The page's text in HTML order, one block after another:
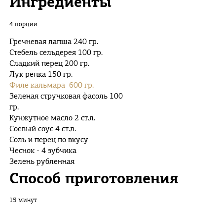
Ингредиенты
4 порции
Гречневая лапша 240 гр.
Стебель сельдерея 100 гр.
Сладкий перец 200 гр.
Лук репка 150 гр.
Филе кальмара 600 гр.
Зеленая стручковая фасоль 100
гр.
Кунжутное масло 2 ст.л.
Соевый соус 4 ст.л.
Соль и перец по вкусу
Чеснок - 4 зубчика
Зелень рубленная
Способ приготовления
15 минут